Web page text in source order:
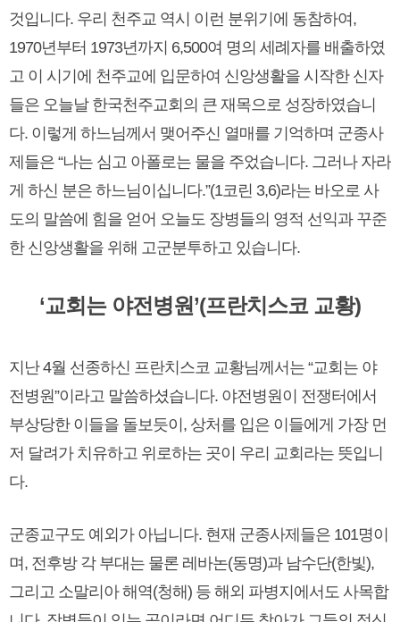
것입니다. 우리 천주교 역시 이런 분위기에 동참하여,
1970년부터 1973년까지 6,500여 명의 세례자를 배출하였
고 이 시기에 천주교에 입문하여 신앙생활을 시작한 신자
들은 오늘날 한국천주교회의 큰 재목으로 성장하였습니
다. 이렇게 하느님께서 맺어주신 열매를 기억하며 군종사
제들은 “나는 심고 아폴로는 물을 주었습니다. 그러나 자라
게 하신 분은 하느님이십니다.”(1코린 3,6)라는 바오로 사
도의 말씀에 힘을 얻어 오늘도 장병들의 영적 선익과 꾸준
한 신앙생활을 위해 고군분투하고 있습니다.
‘교회는 야전병원’(프란치스코 교황)
지난 4월 선종하신 프란치스코 교황님께서는 “교회는 야
전병원”이라고 말씀하셨습니다. 야전병원이 전쟁터에서
부상당한 이들을 돌보듯이, 상처를 입은 이들에게 가장 먼
저 달려가 치유하고 위로하는 곳이 우리 교회라는 뜻입니
다.
군종교구도 예외가 아닙니다. 현재 군종사제들은 101명이
며, 전후방 각 부대는 물론 레바논(동명)과 남수단(한빛),
그리고 소말리아 해역(청해) 등 해외 파병지에서도 사목합